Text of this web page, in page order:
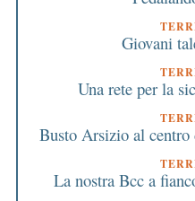
Giovani
Una rete per la
Busto Arsizio al
La nostra Bcc a